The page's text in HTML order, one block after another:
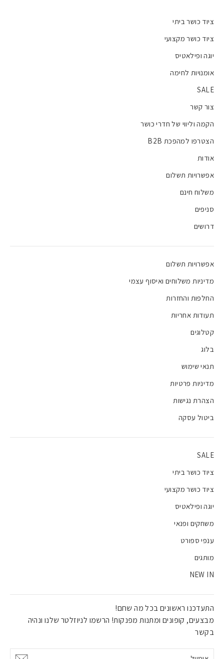
ציוד כושר ביתי
ציוד כושר מקצועי
יוגה ופילאטיס
אומנויות לחימה
SALE
צור קשר
הקמה וליווי של חדרי כושר
הצטרפו למהפכת B2B
אודות
אפשרויות תשלום
משלוח חינם
סניפים
דרושים
אפשרויות תשלום
מדיניות משלוחים ואיסוף עצמי
החלפות והחזרות
תעודות אחריות
קטלוגים
בלוג
תנאי שימוש
מדיניות פרטיות
הצהרת נגישות
ביטול עסקה
SALE
ציוד כושר ביתי
ציוד כושר מקצועי
יוגה ופילאטיס
משחקים ופנאי
ענפי ספורט
מותגים
NEW IN
התעדכנו ראשונים בכל מה שחם!
מבצעים, קופונים ומתנות מפנקות! הרשמו לניוזלטר שלנו ונהיה
בקשר
אימייל